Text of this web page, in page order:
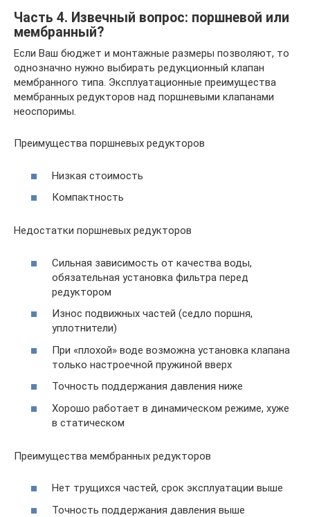
Часть 4. Извечный вопрос: поршневой или
мембранный?
Если Ваш бюджет и монтажные размеры позволяют, то
однозначно нужно выбирать редукционный клапан
мембранного типа. Эксплуатационные преимущества
мембранных редукторов над поршневыми клапанами
неоспоримы.
Преимущества поршневых редукторов
Низкая стоимость
Компактность
Недостатки поршневых редукторов
Сильная зависимость от качества воды,
обязательная установка фильтра перед
редуктором
Износ подвижных частей (седло поршня,
уплотнители)
При «плохой» воде возможна установка клапана
только настроечной пружиной вверх
Точность поддержания давления ниже
Хорошо работает в динамическом режиме, хуже
в статическом
Преимущества мембранных редукторов
Нет трущихся частей, срок эксплуатации выше
Точность поддержания давления выше